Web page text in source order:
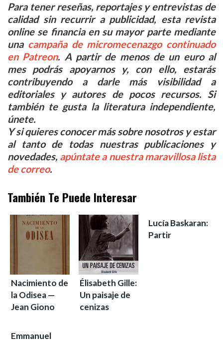
Para tener reseñas, reportajes y entrevistas de
calidad sin recurrir a publicidad, esta revista
online se financia en su mayor parte mediante
una campaña de micromecenazgo continuado
en Patreon. A partir de menos de un euro al
mes podrás apoyarnos y, con ello, estarás
contribuyendo a darle más visibilidad a
editoriales y autores de pocos recursos. Si
también te gusta la literatura independiente,
únete.
Y si quieres conocer más sobre nosotros y estar
al tanto de todas nuestras publicaciones y
novedades, apúntate a nuestra maravillosa lista
de correo.
También Te Puede Interesar
Nacimiento de
la Odisea —
Jean Giono
Élisabeth Gille:
Un paisaje de
cenizas
Lucía Baskaran:
Partir
Emmanuel